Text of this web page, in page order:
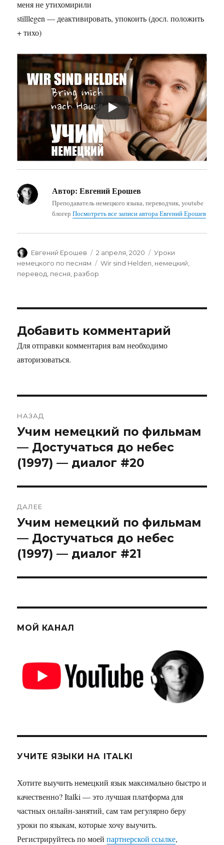
меня не утихомирили
stilllegen — деактивировать, упокоить (досл. положить
+ тихо)
Автор: Евгений Ерошев
Преподаватель немецкого языка, переводчик, youtube
блогерПосмотреть все записи автора Евгений Ерошев
Автор
Евгений Ерошев Опубликовано
2 апреля, 2020 Рубрики
Уроки
немецкого по песням
Метки
Wir sind Helden немецкий
перевод песня разбор
Добавить комментарий
Для отправки комментария вам необходимо
авторизоваться.
НАЗАД
Предыдущая
запись:
Учим немецкий по фильмам
— Достучаться до небес
(1997) — диалог #20
ДАЛЕЕ
Следующая
запись:
Учим немецкий по фильмам
— Достучаться до небес
(1997) — диалог #21
МОЙ КАНАЛ
УЧИТЕ ЯЗЫКИ НА ITALKI
Хотите выучить немецкий язык максимально быстро и
качественно? Italki — это лучшая платформа для
частных онлайн-занятий, сам там регулярно беру
уроки по языкам, которые хочу выучить.
Регистрируйтесь по моейпартнерской ссылке,